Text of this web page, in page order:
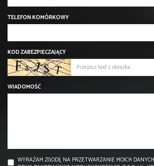
TELEFON KOMÓRKOWY
KOD ZABEZPIECZAJĄCY
WIADOMOŚĆ
WYRAŻAM ZGODĘ NA PRZETWARZANIE MOICH